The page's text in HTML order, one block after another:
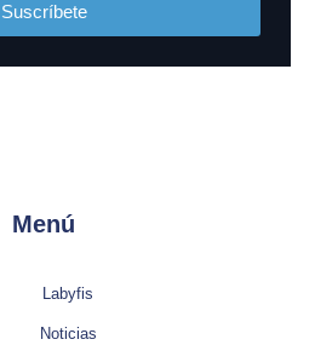
Suscríbete
Menú
Labyfis
Noticias